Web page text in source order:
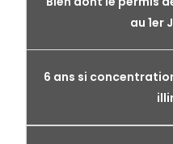
au 1er
6 ans si